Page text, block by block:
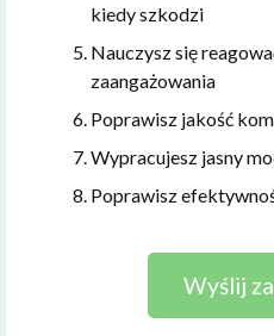
kiedy szkodzi
Nauczysz się
zaangażowania
Poprawisz jakość
Wypracujesz jasny
Poprawisz
Wyślij